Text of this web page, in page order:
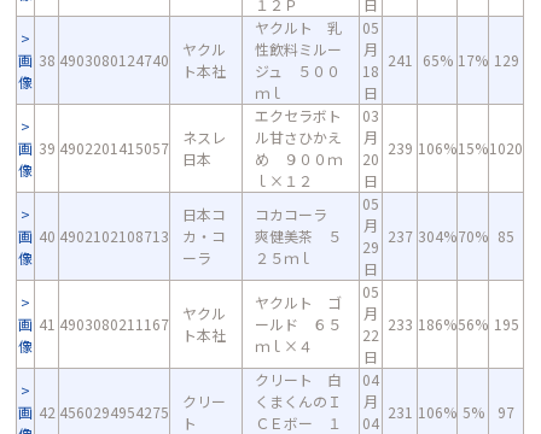
１２Ｐ
日
画
像
38 4903080124740
ヤクル
ト本社
ヤクルト 乳
性飲料ミルー
ジュ ５００
ｍｌ
05
月
18
日
241 65% 17% 129
画
像
39 4902201415057
ネスレ
日本
エクセラボト
ル甘さひかえ
め ９００ｍ
ｌ×１２
03
月
20
日
239 106%15%1020
画
像
40 4902102108713
日本コ
カ・コ
ーラ
コカコーラ
爽健美茶 ５
２５ｍｌ
05
月
29
日
237 304%70% 85
画
像
41 4903080211167
ヤクル
ト本社
ヤクルト ゴ
ールド ６５
ｍｌ×４
05
月
22
日
233 186%56% 195
画 42 4560294954275
クリー
ト
クリート 白
くまくんのＩ
ＣＥボー １
04
月
04
231 106% 5% 97